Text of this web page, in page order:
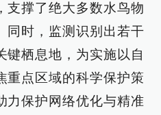
支撑了绝大多数水鸟物
同时，监测识别出若干
键栖息地，为实施以自
重点区域的科学保护策
力保护网络优化与精准